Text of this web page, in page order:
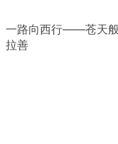
一路向西行——苍天
拉善